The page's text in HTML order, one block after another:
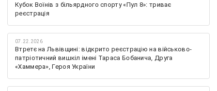
Кубок Воїнів з більярдного спорту «Пул 8»: триває
реєстрація
07.22.2026
Втретє на Львівщині: відкрито реєстрацію на військово-
патріотичний вишкіл імені Тараса Бобанича, Друга
«Хаммера», Героя України